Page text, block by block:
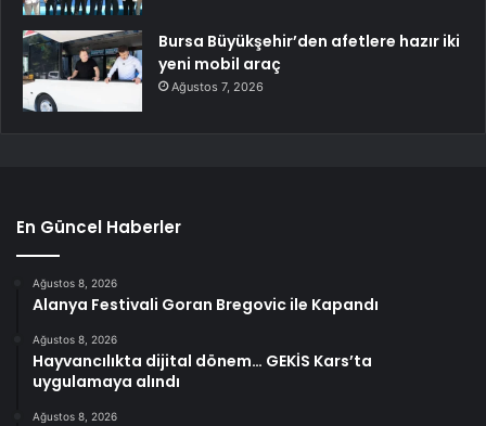
Bursa Büyükşehir’den afetlere hazır iki
yeni mobil araç
Ağustos 7, 2026
En Güncel Haberler
Ağustos 8, 2026
Alanya Festivali Goran Bregovic ile Kapandı
Ağustos 8, 2026
Hayvancılıkta dijital dönem… GEKİS Kars’ta
uygulamaya alındı
Ağustos 8, 2026